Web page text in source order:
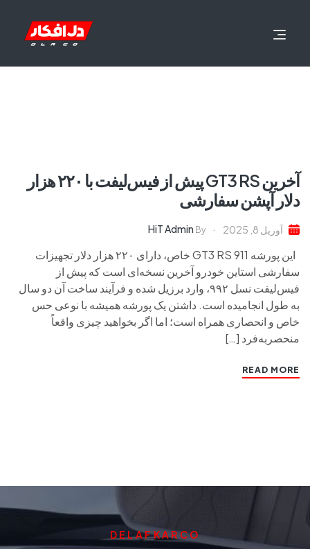
آخرین GT3 RS پیش از فیس‌لیفت با ۲۲۰ هزار
دلار آپشن سفارشی
آوریل 8, 2025 By
HiT Admin
این پورشه 911 GT3 RS خاص، دارای ۲۲۰ هزار دلار تجهیزات
سفارشی استاین خودرو آخرین نسخه‌ای است که پیش از
فیس‌لیفت نسل ۹۹۲، وارد برزیل شده و فرآیند ساخت آن دو سال
به طول انجامیده است. داشتن یک پورشه همیشه با نوعی حس
خاص و انحصاری همراه است؛ اما اگر بخواهید چیزی واقعاً
منحصر‌به‌فرد […]
READ MORE
DELAFKARCO